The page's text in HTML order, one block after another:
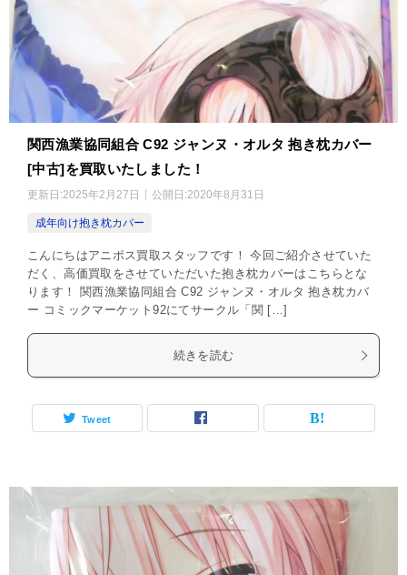
関西漁業協同組合 C92 ジャンヌ・オルタ 抱き枕カバー
[中古]を買取いたしました！
更新日:2025年2月27日 公開日:2020年8月31日
成年向け抱き枕カバー
こんにちはアニポス買取スタッフです！ 今回ご紹介させていた
だく、高価買取をさせていただいた抱き枕カバーはこちらとな
ります！ 関西漁業協同組合 C92 ジャンヌ・オルタ 抱き枕カバ
ー コミックマーケット92にてサークル「関 […]
続きを読む
Tweet